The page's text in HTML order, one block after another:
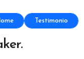
Testimonio